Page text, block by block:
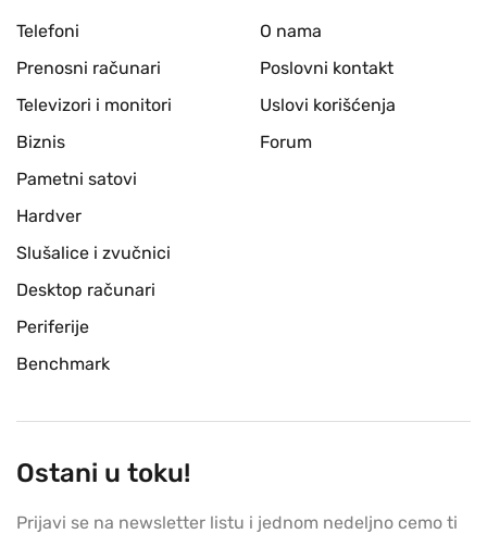
Telefoni
Prenosni računari
Televizori i monitori
Biznis
Pametni satovi
Hardver
Slušalice i zvučnici
Desktop računari
Periferije
Benchmark
O nama
Poslovni kontakt
Uslovi korišćenja
Forum
Ostani u toku!
Prijavi se na newsletter listu i jednom nedeljno cemo ti